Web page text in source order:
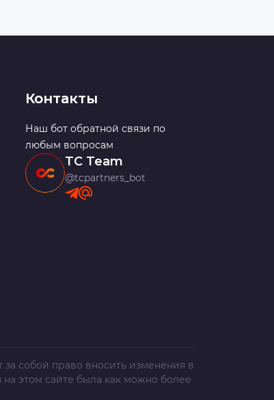
Контакты
Наш бот обратной связи по
любым вопросам
TC Team
@tcpartners_bot
собой право вносить изменения в
этом сайте была как можно более